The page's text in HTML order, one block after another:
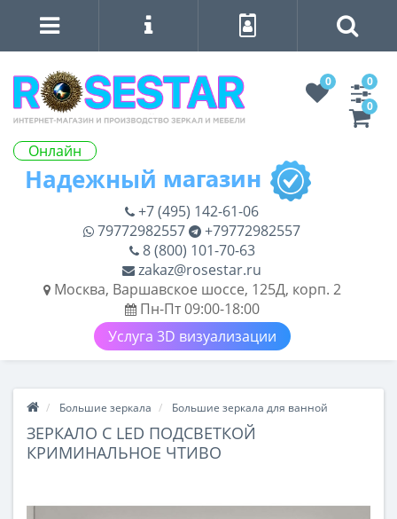
Онлайн
0
0
0
+7 (495) 142-61-06
79772982557
+79772982557
8 (800) 101-70-63
zakaz@rosestar.ru
Москва, Варшавское шоссе, 125Д, корп. 2
Пн-Пт 09:00-18:00
Услуга 3D визуализации
Большие зеркала Большие зеркала для ванной
ЗЕРКАЛО С LED ПОДСВЕТКОЙ
КРИМИНАЛЬНОЕ ЧТИВО